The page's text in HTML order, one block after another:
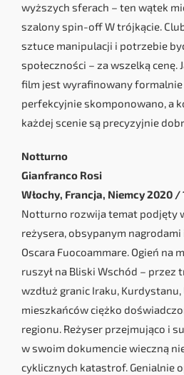
wyższych sferach – ten wątek
szalony spin-off W trójkącie.
sztuce manipulacji i potrzebie
społeczności – za wszelką cenę.
film jest wyrafinowany formalnie
perfekcyjnie skomponowano, a
każdej scenie są precyzyjnie
Notturno
Gianfranco Rosi
Włochy, Francja, Niemcy 2020 /
Notturno rozwija temat podjęty
reżysera, obsypanym
Oscara Fuocoammare. Ogień na
ruszył na Bliski Wschód – przez
wzdłuż granic Iraku,
mieszkańców ciężko
regionu. Reżyser przejmująco i
w swoim dokumencie wieczną
cyklicznych katastrof. Genialnie